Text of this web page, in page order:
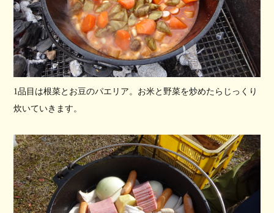
1品目は根菜とお豆のパエリア。お米と野菜を炒めたらじっくり
炊いていきます。